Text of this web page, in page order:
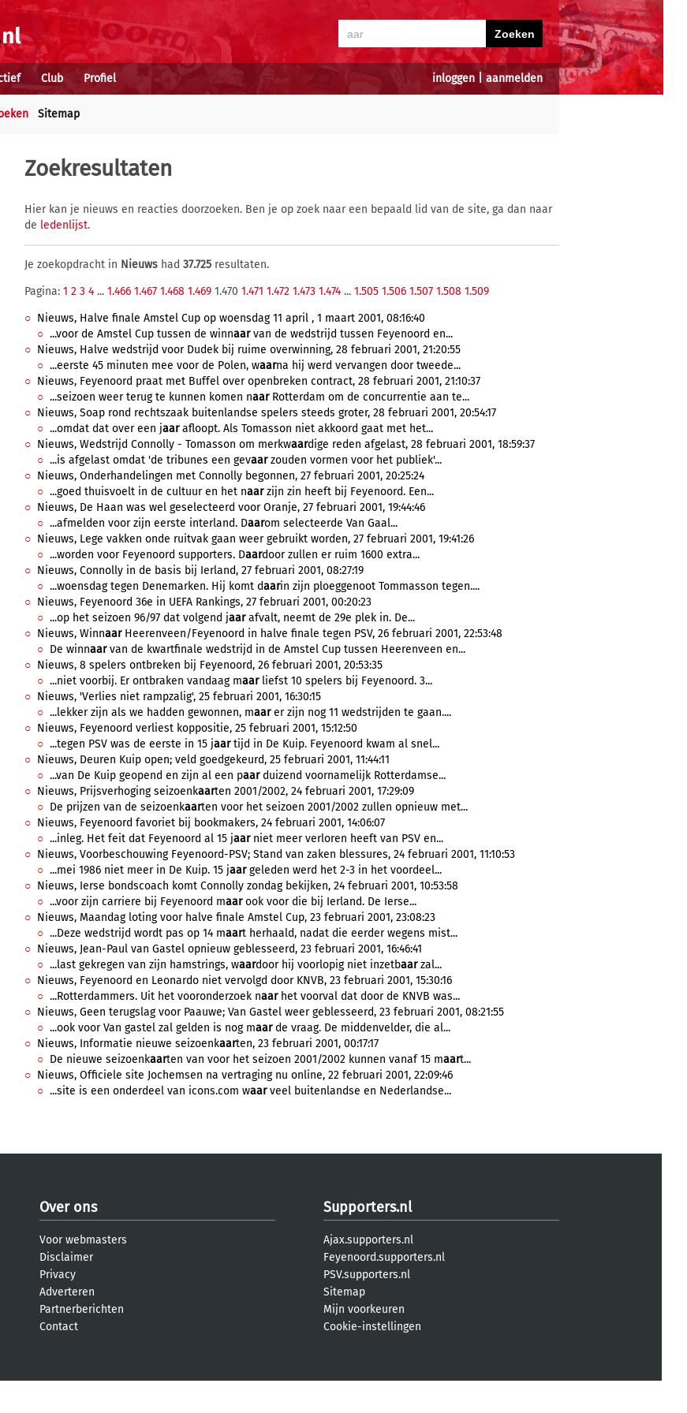
inloggen aanmelden
Club Profiel
Sitemap
Zoekresultaten
Hier kan je nieuws en reacties doorzoeken. Ben je op zoek naar een bepaald lid van de site, ga dan naar
de ledenlijst.
Je zoekopdracht in Nieuws had 37.725 resultaten.
Pagina: 1 2 3 4 ... 1.466 1.467 1.468 1.469 1.470 1.471 1.472 1.473 1.474 ... 1.505 1.506 1.507 1.508 1.509
Nieuws, Halve finale Amstel Cup op woensdag 11 april , 1 maart 2001, 08:16:40
...voor de Amstel Cup tussen de winnaarvan de wedstrijd tussen Feyenoord en...
Nieuws, Halve wedstrijd voor Dudek bij ruime overwinning, 28 februari 2001, 21:20:55
...eerste 45 minuten mee voor de Polen, waarna hij werd vervangen door tweede...
Nieuws, Feyenoord praat met Buffel over openbreken contract, 28 februari 2001, 21:10:37
...seizoen weer terug te kunnen komen naarRotterdam om de concurrentie aan te...
Nieuws, Soap rond rechtszaak buitenlandse spelers steeds groter, 28 februari 2001, 20:54:17
...omdat dat over een jaarafloopt. Als Tomasson niet akkoord gaat met het...
Nieuws, Wedstrijd Connolly - Tomasson om merkwaardige reden afgelast, 28 februari 2001, 18:59:37
...is afgelast omdat 'de tribunes een gevaarzouden vormen voor het publiek'...
Nieuws, Onderhandelingen met Connolly begonnen, 27 februari 2001, 20:25:24
...goed thuisvoelt in de cultuur en het naarzijn zin heeft bij Feyenoord. Een...
Nieuws, De Haan was wel geselecteerd voor Oranje, 27 februari 2001, 19:44:46
...afmelden voor zijn eerste interland. Daarom selecteerde Van Gaal...
Nieuws, Lege vakken onde ruitvak gaan weer gebruikt worden, 27 februari 2001, 19:41:26
...worden voor Feyenoord supporters. Daardoor zullen er ruim 1600 extra...
Nieuws, Connolly in de basis bij Ierland, 27 februari 2001, 08:27:19
...woensdag tegen Denemarken. Hij komt daarin zijn ploeggenoot Tommasson tegen....
Nieuws, Feyenoord 36e in UEFA Rankings, 27 februari 2001, 00:20:23
...op het seizoen 96/97 dat volgend jaarafvalt, neemt de 29e plek in. De...
Nieuws, WinnaarHeerenveen/Feyenoord in halve finale tegen PSV, 26 februari 2001, 22:53:48
De winnaarvan de kwartfinale wedstrijd in de Amstel Cup tussen Heerenveen en...
Nieuws, 8 spelers ontbreken bij Feyenoord, 26 februari 2001, 20:53:35
...niet voorbij. Er ontbraken vandaag maarliefst 10 spelers bij Feyenoord. 3...
Nieuws, 'Verlies niet rampzalig', 25 februari 2001, 16:30:15
...lekker zijn als we hadden gewonnen, maarer zijn nog 11 wedstrijden te gaan....
Nieuws, Feyenoord verliest koppositie, 25 februari 2001, 15:12:50
...tegen PSV was de eerste in 15 jaartijd in De Kuip. Feyenoord kwam al snel...
Nieuws, Deuren Kuip open; veld goedgekeurd, 25 februari 2001, 11:44:11
...van De Kuip geopend en zijn al een paarduizend voornamelijk Rotterdamse...
Nieuws, Prijsverhoging seizoenkaarten 2001/2002, 24 februari 2001, 17:29:09
De prijzen van de seizoenkaarten voor het seizoen 2001/2002 zullen opnieuw met...
Nieuws, Feyenoord favoriet bij bookmakers, 24 februari 2001, 14:06:07
...inleg. Het feit dat Feyenoord al 15 jaarniet meer verloren heeft van PSV en...
Nieuws, Voorbeschouwing Feyenoord-PSV; Stand van zaken blessures, 24 februari 2001, 11:10:53
...mei 1986 niet meer in De Kuip. 15 jaargeleden werd het 2-3 in het voordeel...
Nieuws, Ierse bondscoach komt Connolly zondag bekijken, 24 februari 2001, 10:53:58
...voor zijn carriere bij Feyenoord maarook voor die bij Ierland. De Ierse...
Nieuws, Maandag loting voor halve finale Amstel Cup, 23 februari 2001, 23:08:23
...Deze wedstrijd wordt pas op 14 maart herhaald, nadat die eerder wegens mist...
Nieuws, Jean-Paul van Gastel opnieuw geblesseerd, 23 februari 2001, 16:46:41
...last gekregen van zijn hamstrings, waardoor hij voorlopig niet inzetbaarzal...
Nieuws, Feyenoord en Leonardo niet vervolgd door KNVB, 23 februari 2001, 15:30:16
...Rotterdammers. Uit het vooronderzoek naarhet voorval dat door de KNVB was...
Nieuws, Geen terugslag voor Paauwe; Van Gastel weer geblesseerd, 23 februari 2001, 08:21:55
...ook voor Van gastel zal gelden is nog maarde vraag. De middenvelder, die al...
Nieuws, Informatie nieuwe seizoenkaarten, 23 februari 2001, 00:17:17
De nieuwe seizoenkaarten van voor het seizoen 2001/2002 kunnen vanaf 15 maart...
Nieuws, Officiele site Jochemsen na vertraging nu online, 22 februari 2001, 22:09:46
...site is een onderdeel van icons.com waarveel buitenlandse en Nederlandse...
Over ons
Voor webmasters
Disclaimer
Privacy
Adverteren
Partnerberichten
Contact
Supporters.nl
Ajax.supporters.nl
Feyenoord.supporters.nl
PSV.supporters.nl
Sitemap
Mijn voorkeuren
Cookie-instellingen